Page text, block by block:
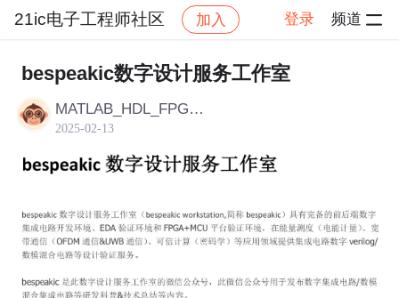
21ic电子工程师社区 加入 登录 频道
社区 21ic电子工程师社区 国产替代
bespeakic数字设计服务工作室
MATLAB_HDL_FPGA_IC
2025-02-13